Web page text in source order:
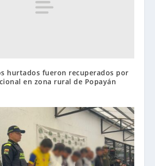
hurtados fueron recuperados por
en zona rural de Popayán